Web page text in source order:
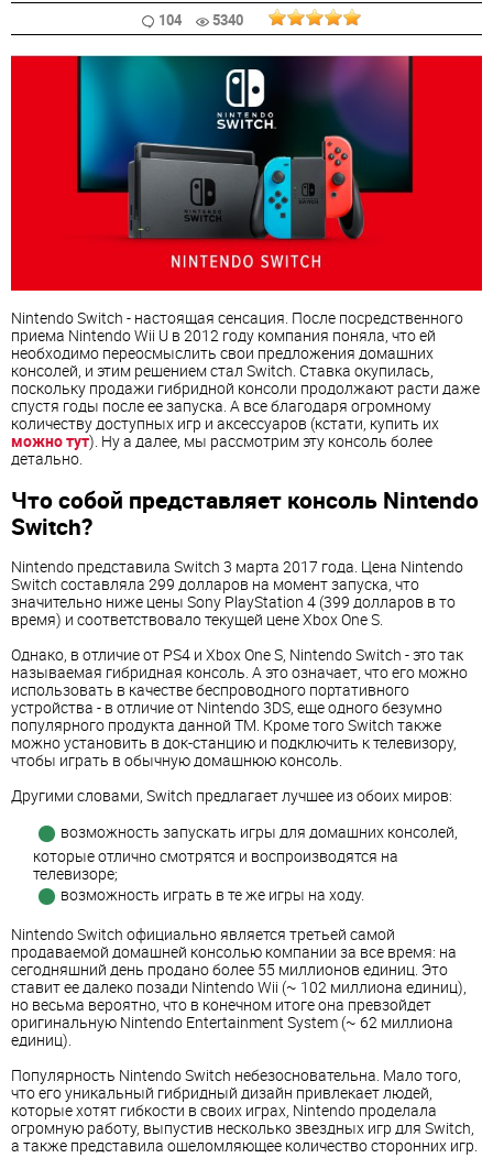
104
5340
Nintendo Switch - настоящая сенсация. После посредственного
приема Nintendo Wii U в 2012 году компания поняла, что ей
необходимо переосмыслить свои предложения домашних
консолей, и этим решением стал Switch. Ставка окупилась,
поскольку продажи гибридной консоли продолжают расти даже
спустя годы после ее запуска. А все благодаря огромному
количеству доступных игр и аксессуаров (кстати, купить их
можно тут). Ну а далее, мы рассмотрим эту консоль более
детально.
Что собой представляет консоль Nintendo
Switch?
Nintendo представила Switch 3 марта 2017 года. Цена Nintendo
Switch составляла 299 долларов на момент запуска, что
значительно ниже цены Sony PlayStation 4 (399 долларов в то
время) и соответствовало текущей цене Xbox One S.
Однако, в отличие от PS4 и Xbox One S, Nintendo Switch - это так
называемая гибридная консоль. А это означает, что его можно
использовать в качестве беспроводного портативного
устройства - в отличие от Nintendo 3DS, еще одного безумно
популярного продукта данной ТМ. Кроме того Switch также
можно установить в док-станцию и подключить к телевизору,
чтобы играть в обычную домашнюю консоль.
Другими словами, Switch предлагает лучшее из обоих миров:
возможность запускать игры для домашних консолей,
которые отлично смотрятся и воспроизводятся на
телевизоре;
возможность играть в те же игры на ходу.
Nintendo Switch официально является третьей самой
продаваемой домашней консолью компании за все время: на
сегодняшний день продано более 55 миллионов единиц. Это
ставит ее далеко позади Nintendo Wii (~ 102 миллиона единиц),
но весьма вероятно, что в конечном итоге она превзойдет
оригинальную Nintendo Entertainment System (~ 62 миллиона
единиц).
Популярность Nintendo Switch небезосновательна. Мало того,
что его уникальный гибридный дизайн привлекает людей,
которые хотят гибкости в своих играх, Nintendo проделала
огромную работу, выпустив несколько звездных игр для Switch,
а также представила ошеломляющее количество сторонних игр.